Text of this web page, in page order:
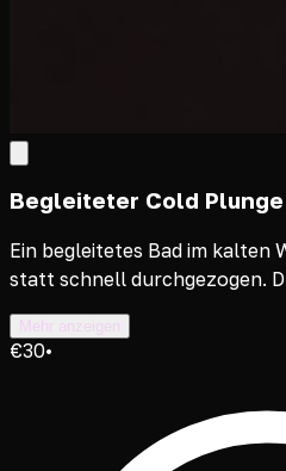
Begleiteter Cold Plunge
Ein begleitetes Bad im kalten
statt schnell durchgezogen.
hinein, dein Coach führt dich
klarer, wacher Moment für
Mehr anzeigen
€30•